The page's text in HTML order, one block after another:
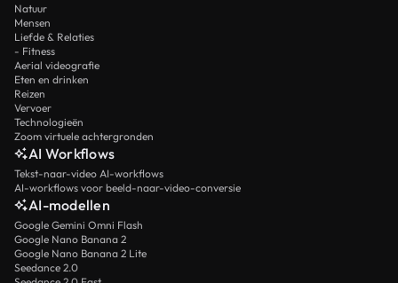
Natuur
Mensen
Liefde & Relaties
- Fitness
Aerial videografie
Eten en drinken
Reizen
Vervoer
Technologieën
Zoom virtuele achtergronden
AI Workflows
Tekst-naar-video AI-workflows
AI-workflows voor beeld-naar-video-conversie
AI-modellen
Google Gemini Omni Flash
Google Nano Banana 2
Google Nano Banana 2 Lite
Seedance 2.0